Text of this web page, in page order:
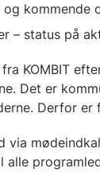
og
– status på
KOMBIT
Det er
Derfor er
via